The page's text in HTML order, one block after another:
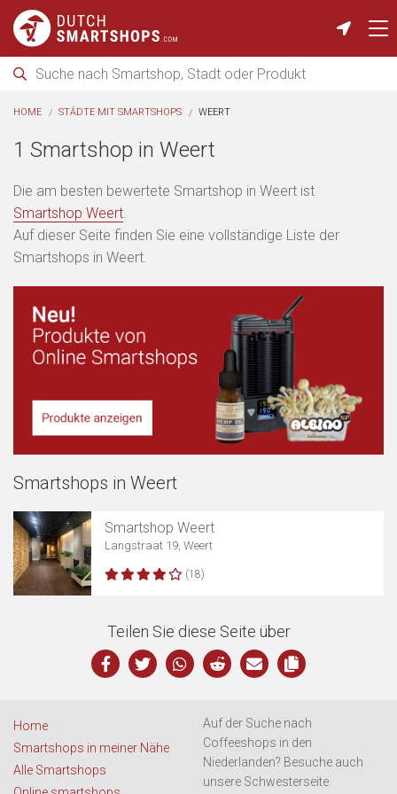
HOME STÄDTE MIT SMARTSHOPS WEERT
1 Smartshop in Weert
Die am besten bewertete Smartshop in Weert ist
Smartshop Weert.
Auf dieser Seite finden Sie eine vollständige Liste der
Smartshops in Weert.
Smartshops in Weert
Smartshop Weert
Langstraat 19, Weert
(18)
Teilen Sie diese Seite über
Home
Smartshops in meiner Nähe
Alle Smartshops
Auf der Suche nach
Coffeeshops in den
Niederlanden? Besuche auch
unsere Schwesterseite